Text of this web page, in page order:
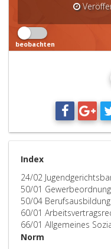
beobachten
Index
24/02
50/01 Gewerbeordnung
50/04 Berufsausbildung
60/01
66/01 Allgemeines
Norm